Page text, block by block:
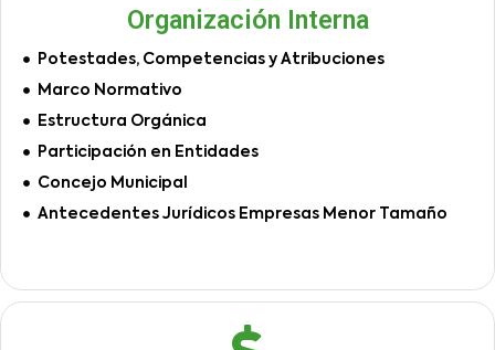
Organización Interna
Potestades, Competencias y Atribuciones
Marco Normativo
Estructura Orgánica
Participación en Entidades
Concejo Municipal
Antecedentes Jurídicos Empresas Menor Tamaño